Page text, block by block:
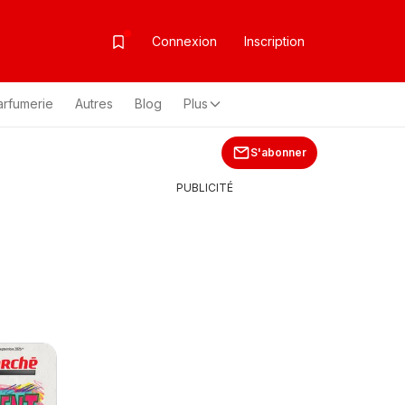
Connexion Inscription
Autres Blog Plus
S'abonner
PUBLICITÉ